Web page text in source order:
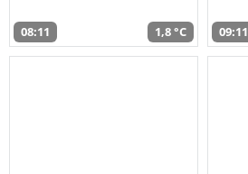
08:11 1,8 °C 09:11